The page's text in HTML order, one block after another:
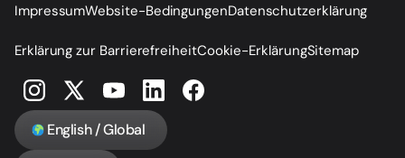
ImpressumWebsite-BedingungenDatenschutzerklärung
Erklärung zur BarrierefreiheitCookie-ErklärungSitemap
English / Global